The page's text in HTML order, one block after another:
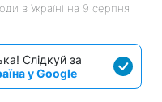
в Україні на 9 серпня
Слідкуй за
у Google